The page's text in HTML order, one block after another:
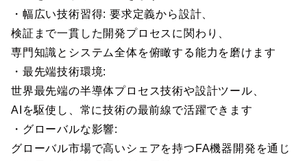
・幅広い技術習得: 要求定義から設計、
検証まで一貫した開発プロセスに関わり、
専門知識とシステム全体を俯瞰する能力を磨けます
・最先端技術環境:
世界最先端の半導体プロセス技術や設計ツール、
AIを駆使し、常に技術の最前線で活躍できます
・グローバルな影響:
グローバル市場で高いシェアを持つFA機器開発を通じ